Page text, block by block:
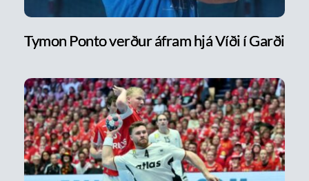
Tymon Ponto verður áfram hjá Víði í Garði